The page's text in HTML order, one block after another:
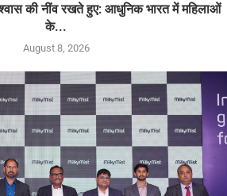
की नींव रखते हुए: आधुनिक भारत में महिलाओं
के...
August 8, 2026